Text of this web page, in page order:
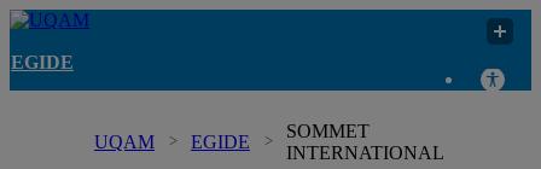
EGIDE
UQAM EGIDE
SOMMET
INTERNATIONAL